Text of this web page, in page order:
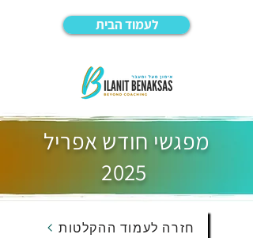
לעמוד הבית
מפגשי חודש אפריל
חזרה לעמוד ההקלטות